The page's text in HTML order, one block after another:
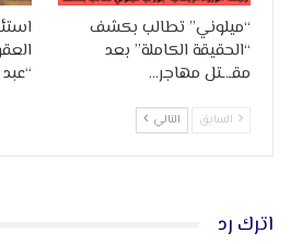
“ميلوني” تطالب بكشف
“الحقيقة الكاملة” بعد
مقـ.ـتل مهاجر…
السابق التالي
اترك رد